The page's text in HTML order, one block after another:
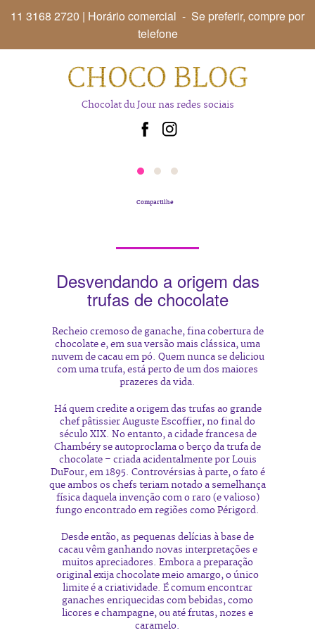
11 3168 2720 | Horário comercial - Se preferir, compre por
telefone
Chocolat du Journas redes sociais
Compartilhe
Desvendando a origem das
trufas de chocolate
Recheio cremoso de ganache, fina cobertura de
chocolate e, em sua versão mais clássica, uma
nuvem de cacau em pó. Quem nunca se deliciou
com uma trufa, está perto de um dos maiores
prazeres da vida.
Há quem credite a origem das trufas ao grande
chef pâtissier Auguste Escoffier, no final do
século XIX. No entanto, a cidade francesa de
Chambéry se autoproclama o berço da trufa de
chocolate – criada acidentalmente por Louis
DuFour, em 1895. Controvérsias à parte, o fato é
que ambos os chefs teriam notado a semelhança
física daquela invenção com o raro (e valioso)
fungo encontrado em regiões como Périgord.
Desde então, as pequenas delícias à base de
cacau vêm ganhando novas interpretações e
muitos apreciadores. Embora a preparação
original exija chocolate meio amargo, o único
limite é a criatividade. É comum encontrar
ganaches enriquecidas com bebidas, como
licores e champagne, ou até frutas, nozes e
caramelo.